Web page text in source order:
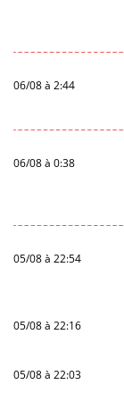
06/08 à 2:44
06/08 à 0:38
05/08 à 22:54
05/08 à 22:16
05/08 à 22:03